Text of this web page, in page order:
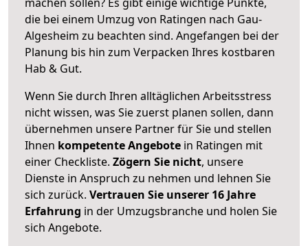
die bei einem Umzug von Ratingen nach Gau-
Algesheim zu beachten sind. Angefangen bei der
Planung bis hin zum Verpacken Ihres kostbaren
Hab & Gut.
Wenn Sie durch Ihren alltäglichen Arbeitsstress
nicht wissen, was Sie zuerst planen sollen, dann
übernehmen unsere Partner für Sie und stellen
Ihnen kompetente Angebote in Ratingen mit
einer Checkliste. Zögern Sie nicht, unsere
Dienste in Anspruch zu nehmen und lehnen Sie
sich zurück. Vertrauen Sie unserer 16 Jahre
Erfahrung in der Umzugsbranche und holen Sie
sich Angebote.